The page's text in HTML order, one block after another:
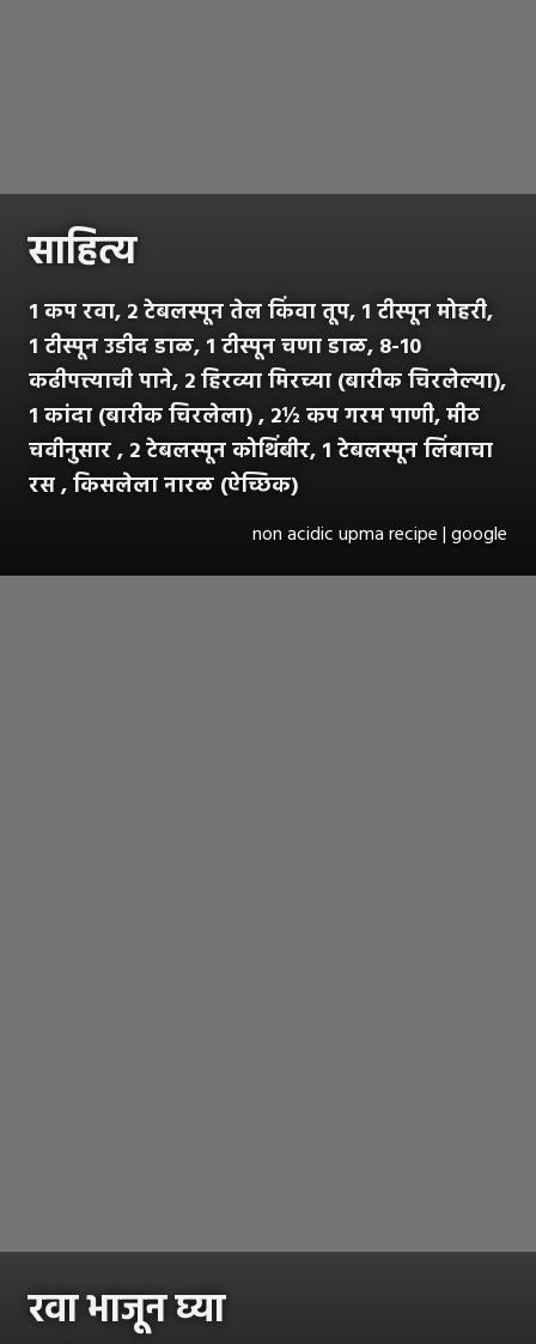
साहित्य
1 कप रवा, 2 टेबलस्पून तेल किंवा तूप, 1 टीस्पून मोहरी,
1 टीस्पून उडीद डाळ, 1 टीस्पून चणा डाळ, 8-10
कढीपत्त्याची पाने, 2 हिरव्या मिरच्या (बारीक चिरलेल्या),
1 कांदा (बारीक चिरलेला) , 2½ कप गरम पाणी, मीठ
चवीनुसार , 2 टेबलस्पून कोथिंबीर, 1 टेबलस्पून लिंबाचा
रस , किसलेला नारळ (ऐच्छिक)
non acidic upma recipe | google
रवा भाजून घ्या